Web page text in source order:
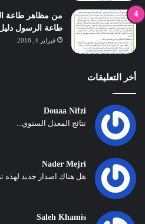
من مظاهر طاعة
طاعة الرسول
فبراير 4, 2018
أخر التعليقات
Douaa Nifzi
نتائج المعدل السنوي...
Nader Mejri
هل هناك اصدار جديد لهذه
Saleh Khamis